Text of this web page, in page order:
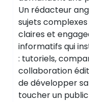
Un rédacteur
sujets
claires et
informatifs qui
: tutoriels,
collaboration
de développer
toucher un